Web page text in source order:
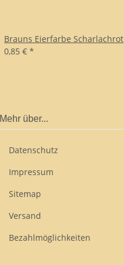
Brauns Eierfarbe Scharlachrot
0,85 € *
Mehr über...
Datenschutz
Impressum
Sitemap
Versand
Bezahlmöglichkeiten